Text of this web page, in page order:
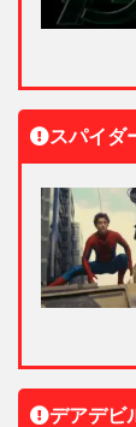
スパイダ
デアデビ